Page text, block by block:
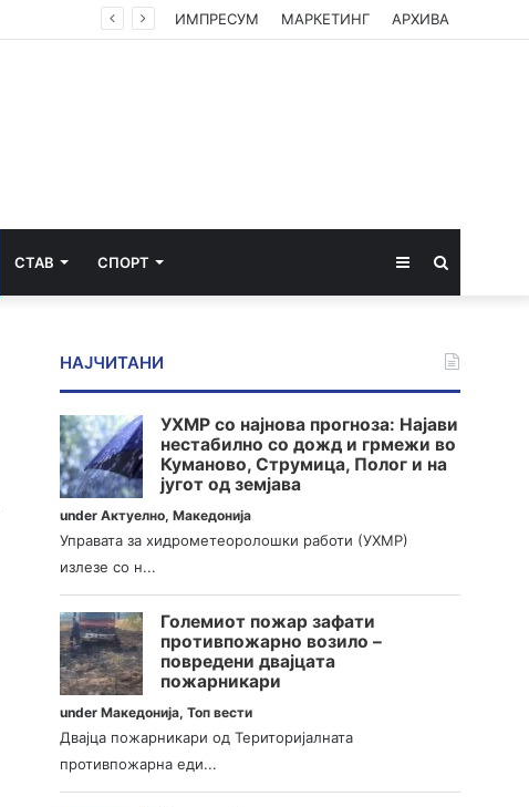
ИМПРЕСУМ МАРКЕТИНГ АРХИВА
СТАВ СПОРТ Sidebar
НАЈЧИТАНИ
УХМР со најнова прогноза: Најави
нестабилно со дожд и грмежи во
Куманово, Струмица, Полог и на
југот од земјава
underАктуелно,Македонија
Управата за хидрометеоролошки работи (УХМР)
излезе со н...
Големиот пожар зафати
противпожарно возило –
повредени двајцата
пожарникари
underМакедонија,Топ вести
Двајца пожарникари од Територијалната
противпожарна еди...